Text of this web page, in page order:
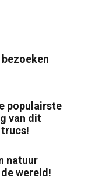
populairste
van dit
natuur
wereld!